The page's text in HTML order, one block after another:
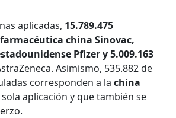
aplicadas, 15.789.475
china Sinovac,
Pfizer y 5.009.163
Asimismo, 535.882 de
corresponden a la china
sola aplicación y que también se